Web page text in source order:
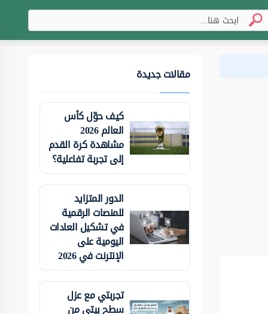
مقالات جديدة
كيف حوّل كأس
العالم 2026
مشاهدة كرة القدم
إلى تجربة تفاعلية؟
الدور المتزايد
للمنصات الرقمية
في تشكيل العادات
اليومية على
الإنترنت في 2026
تجربتي مع عزل
سطح بيتي من